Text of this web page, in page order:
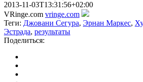
2013-11-03T13:31:56+02:00
VRinge.com vringe.com
Теги: Джовани Сегура, Эрнан Маркес,
Эстрада, результаты
Поделиться: